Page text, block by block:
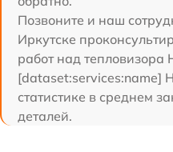
Позвоните и наш
Иркутске
работ над тепловизора
[dataset:services:name]
статистике в среднем
деталей.